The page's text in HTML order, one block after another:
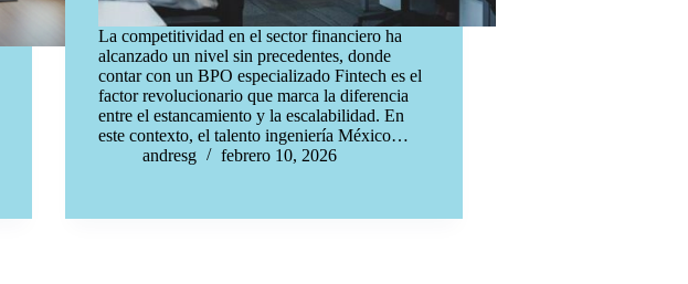
La competitividad en el sector financiero ha
alcanzado un nivel sin precedentes, donde
contar con un BPO especializado Fintech es el
factor revolucionario que marca la diferencia
entre el estancamiento y la escalabilidad. En
este contexto, el talento ingeniería México…
andresg
febrero 10, 2026